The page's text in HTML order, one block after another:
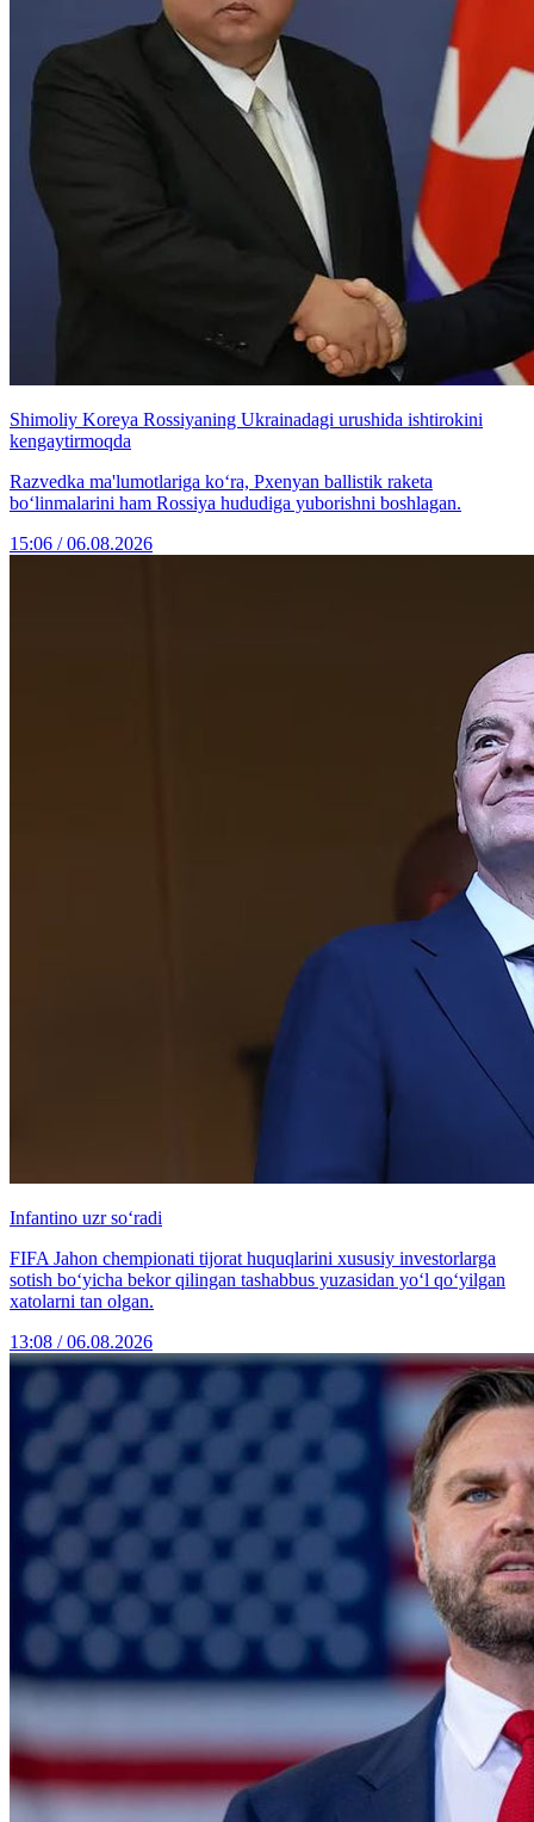
Shimoliy Koreya Rossiyaning Ukrainadagi urushida ishtirokini
kengaytirmoqda
Razvedka ma'lumotlariga ko‘ra, Pxenyan ballistik raketa
bo‘linmalarini ham Rossiya hududiga yuborishni boshlagan.
15:06 / 06.08.2026
Infantino uzr so‘radi
FIFA Jahon chempionati tijorat huquqlarini xususiy investorlarga
sotish bo‘yicha bekor qilingan tashabbus yuzasidan yo‘l qo‘yilgan
xatolarni tan olgan.
13:08 / 06.08.2026